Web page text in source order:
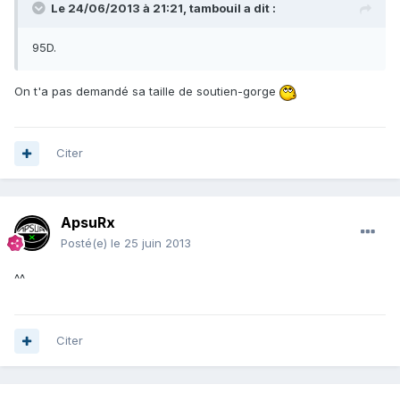
Le 24/06/2013 à 21:21, tambouil a dit :
95D.
On t'a pas demandé sa taille de soutien-gorge
Citer
ApsuRx
Posté(e) le 25 juin 2013
^^
Citer